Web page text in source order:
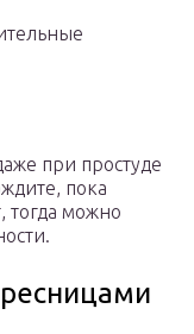
при простуде
пока
тогда можно